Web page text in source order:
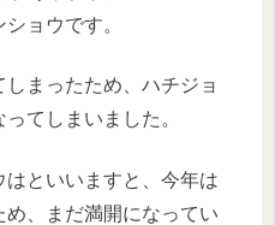
ョウです。
まったため、ハチジョ
てしまいました。
といいますと、今年は
、まだ満開になってい